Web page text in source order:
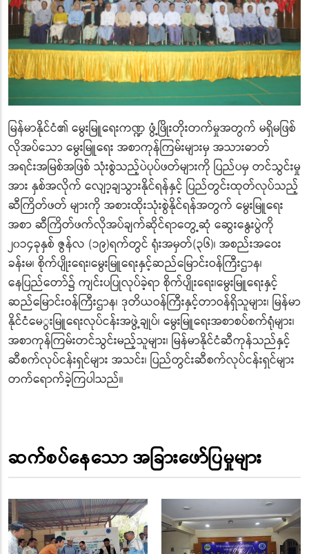
မြန်မာနိုင်ငံ၏ မွေးမြူရေးကဏ္ဍ ဖွံ့ဖြိုးတိုးတက်မှုအတွက် မရှိမဖြစ်
လိုအပ်သော မွေးမြူရေး အစာကုန်ကြမ်းများမှ အသားဓာတ်
အရင်းအမြစ်အဖြစ် သုံးစွဲသည့်ပဲပုပ်ဖတ်များကို ပြည်ပမှ တင်သွင်းမှု
အား နှစ်အလိုက် လျော့ချသွားနိုင်ရန်နှင့် ပြည်တွင်းထုတ်လုပ်သည့်
ဆီကြိတ်ဖတ် များကို အစားထိုးသုံးစွဲနိုင်ရန်အတွက် မွေးမြူရေး
အစာ ဆီကြိတ်ဖက်လိုအပ်ချက်ဆိုင်ရာတွေ့ဆုံ ဆွေးနွေးပွဲကို
၂၀၁၄ခုနှစ် ဇွန်လ (၁၉)ရက်တွင် ရုံးအမှတ်(၃၆)၊ အစည်းအဝေး
ခန်းမ၊ စိုက်ပျိုးရေး၊မွေးမြူရေးနှင့်ဆည်မြောင်းဝန်ကြီးဌာန၊
နေပြည်တော်၌ ကျင်းပပြုလုပ်ခဲ့ရာ စိုက်ပျိုးရေး၊မွေးမြူရေးနှင့်
ဆည်မြောင်းဝန်ကြီးဌာန၊ ဒုတိယဝန်ကြီးနှင့်တာဝန်ရှိသူများ၊ မြန်မာ
နိုင်ငံမေွးမြူရေးလုပ်ငန်းအဖွဲ့ချုပ်၊ မွေးမြူရေးအစာစပ်စက်ရုံများ၊
အစာကုန်ကြမ်းတင်သွင်းမည့်သူများ၊ မြန်မာနိုင်ငံဆီကုန်သည်နှင့်
ဆီစက်လုပ်ငန်းရှင်များ အသင်း၊ ပြည်တွင်းဆီစက်လုပ်ငန်းရှင်များ
တက်ရောက်ခဲ့ကြပါသည်။
ဆက်စပ်နေသော အခြားဖော်ပြမှုများ